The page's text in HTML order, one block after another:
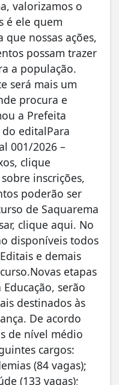
valorizamos o
é ele quem
nossas ações,
possam trazer
a população.
será mais um
procura e
a Prefeita
editalPara
001/2026 –
clique
inscrições,
poderão ser
de Saquarema
clique aqui. No
disponíveis todos
e demais
etapas
serão
destinados às
De acordo
de nível médio
cargos:
(84 vagas);
(133 vagas);